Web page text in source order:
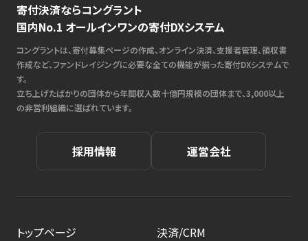
寄付決済ならコングラント
国内No.1 オールインワンの寄付DXシステム
コングラントは、寄付募集ページの作成、オンライン決済、支援者管理、領収書
作成など、ファンドレイジングに必要な全ての機能が揃った寄付DXシステムで
す。
立ち上げたばかりの団体から年間収入数十億円規模の団体まで、3,000以上
の非営利組織に選ばれています。
採用情報 運営会社
トップページ
決済/CRM